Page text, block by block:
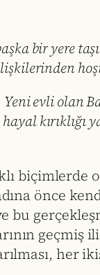
bir yere
evli olan
kırıklığı
önce
her